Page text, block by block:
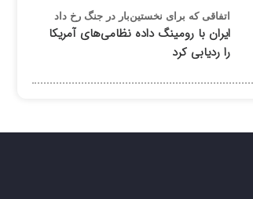
اتفاقی که برای نخستین‌بار در جنگ رخ داد
ایران با رومینگ داده نظامی‌های آمریکا
را ردیابی کرد